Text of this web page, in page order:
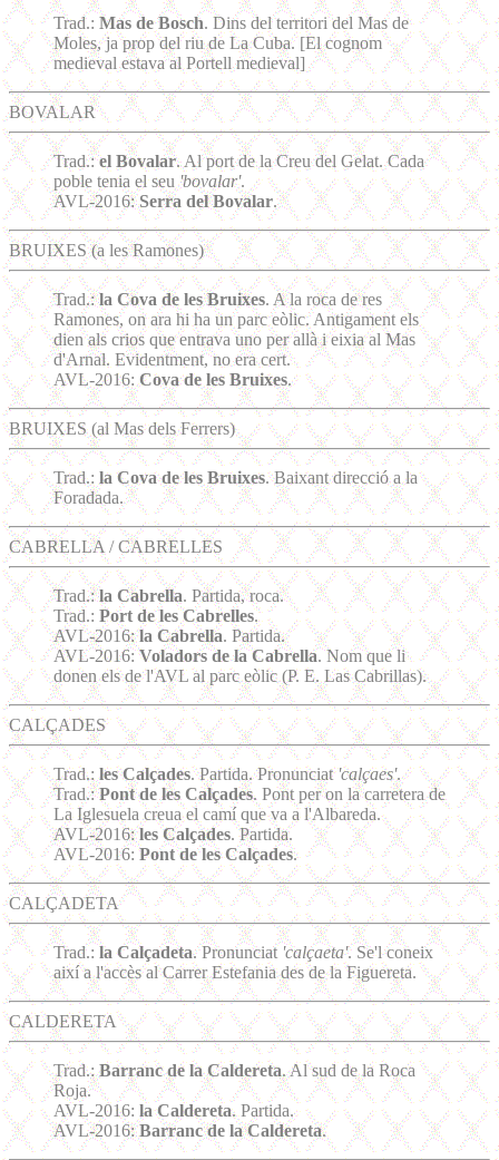
Trad.: Mas de Bosch. Dins del territori del Mas de
Moles, ja prop del riu de La Cuba. [El cognom
medieval estava al Portell medieval]
BOVALAR
Trad.:el Bovalar. Al port de la Creu del Gelat. Cada
poble tenia el seu'bovalar'.
AVL-2016:Serra del Bovalar.
BRUIXES (a les Ramones)
Trad.:la Cova de les Bruixes. A la roca de res
Ramones, on ara hi ha un parc eòlic. Antigament els
dien als crios que entrava uno per allà i eixia al Mas
d'Arnal. Evidentment, no era cert.
AVL-2016:Cova de les Bruixes.
BRUIXES (al Mas dels Ferrers)
Trad.: la Cova de les Bruixes. Baixant direcció a la
Foradada.
CABRELLA / CABRELLES
Trad.:la Cabrella. Partida, roca.
Trad.: Port de les Cabrelles.
AVL-2016:la Cabrella. Partida.
AVL-2016:Voladors de la Cabrella. Nom que li
donen els de l'AVL al parc eòlic (P. E. Las Cabrillas).
CALÇADES
Trad.:les Calçades. Partida. Pronunciat'calçaes'.
Trad.:Pont de les Calçades. Pont per on la carretera de
La Iglesuela creua el camí que va a l'Albareda.
AVL-2016:les Calçades. Partida.
AVL-2016:Pont de les Calçades.
CALÇADETA
Trad.: la Calçadeta. Pronunciat 'calçaeta'. Se'l coneix
així a l'accès al Carrer Estefania des de la Figuereta.
CALDERETA
Trad.:Barranc de la Caldereta. Al sud de la Roca
Roja.
AVL-2016: la Caldereta. Partida.
AVL-2016:Barranc de la Caldereta.